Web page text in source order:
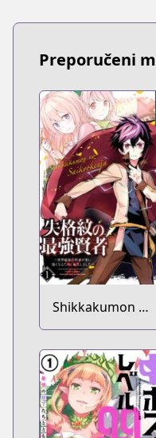
Preporučeni
Shikkakumon no
Saikyou Kenja:
Sekai Saikyou no
Kenja ga Sarani
Tsuyokunaru
Tame ni Tensei
Shimashita